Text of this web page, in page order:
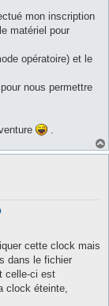
mon inscription
matériel pour
opératoire) et le
nous permettre
.
cette clock mais
dans le fichier
celle-ci est
clock éteinte,